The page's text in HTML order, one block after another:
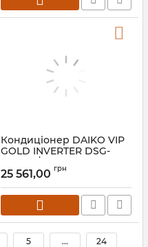
Кондиціонер DAIKO VIP
GOLD INVERTER DSG-
GDH09/DSG-GDI09
25 561,00 грн
5 ... 24